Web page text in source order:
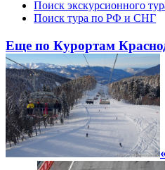
Поиск экскурсионного
Поиск тура по РФ и СНГ
Еще по Курортам